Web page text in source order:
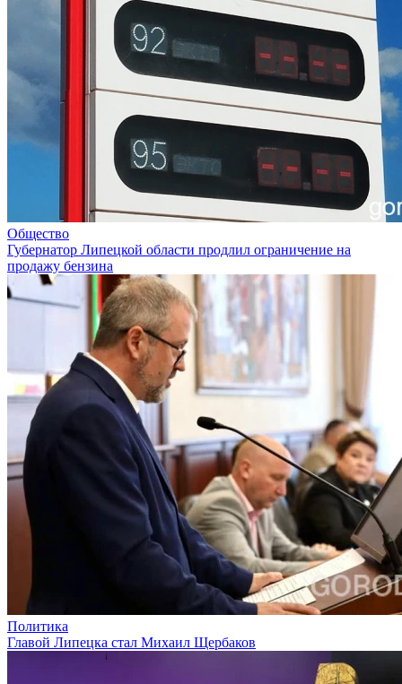
Общество
Губернатор Липецкой области продлил ограничение на
продажу бензина
Политика
Главой Липецка стал Михаил Щербаков